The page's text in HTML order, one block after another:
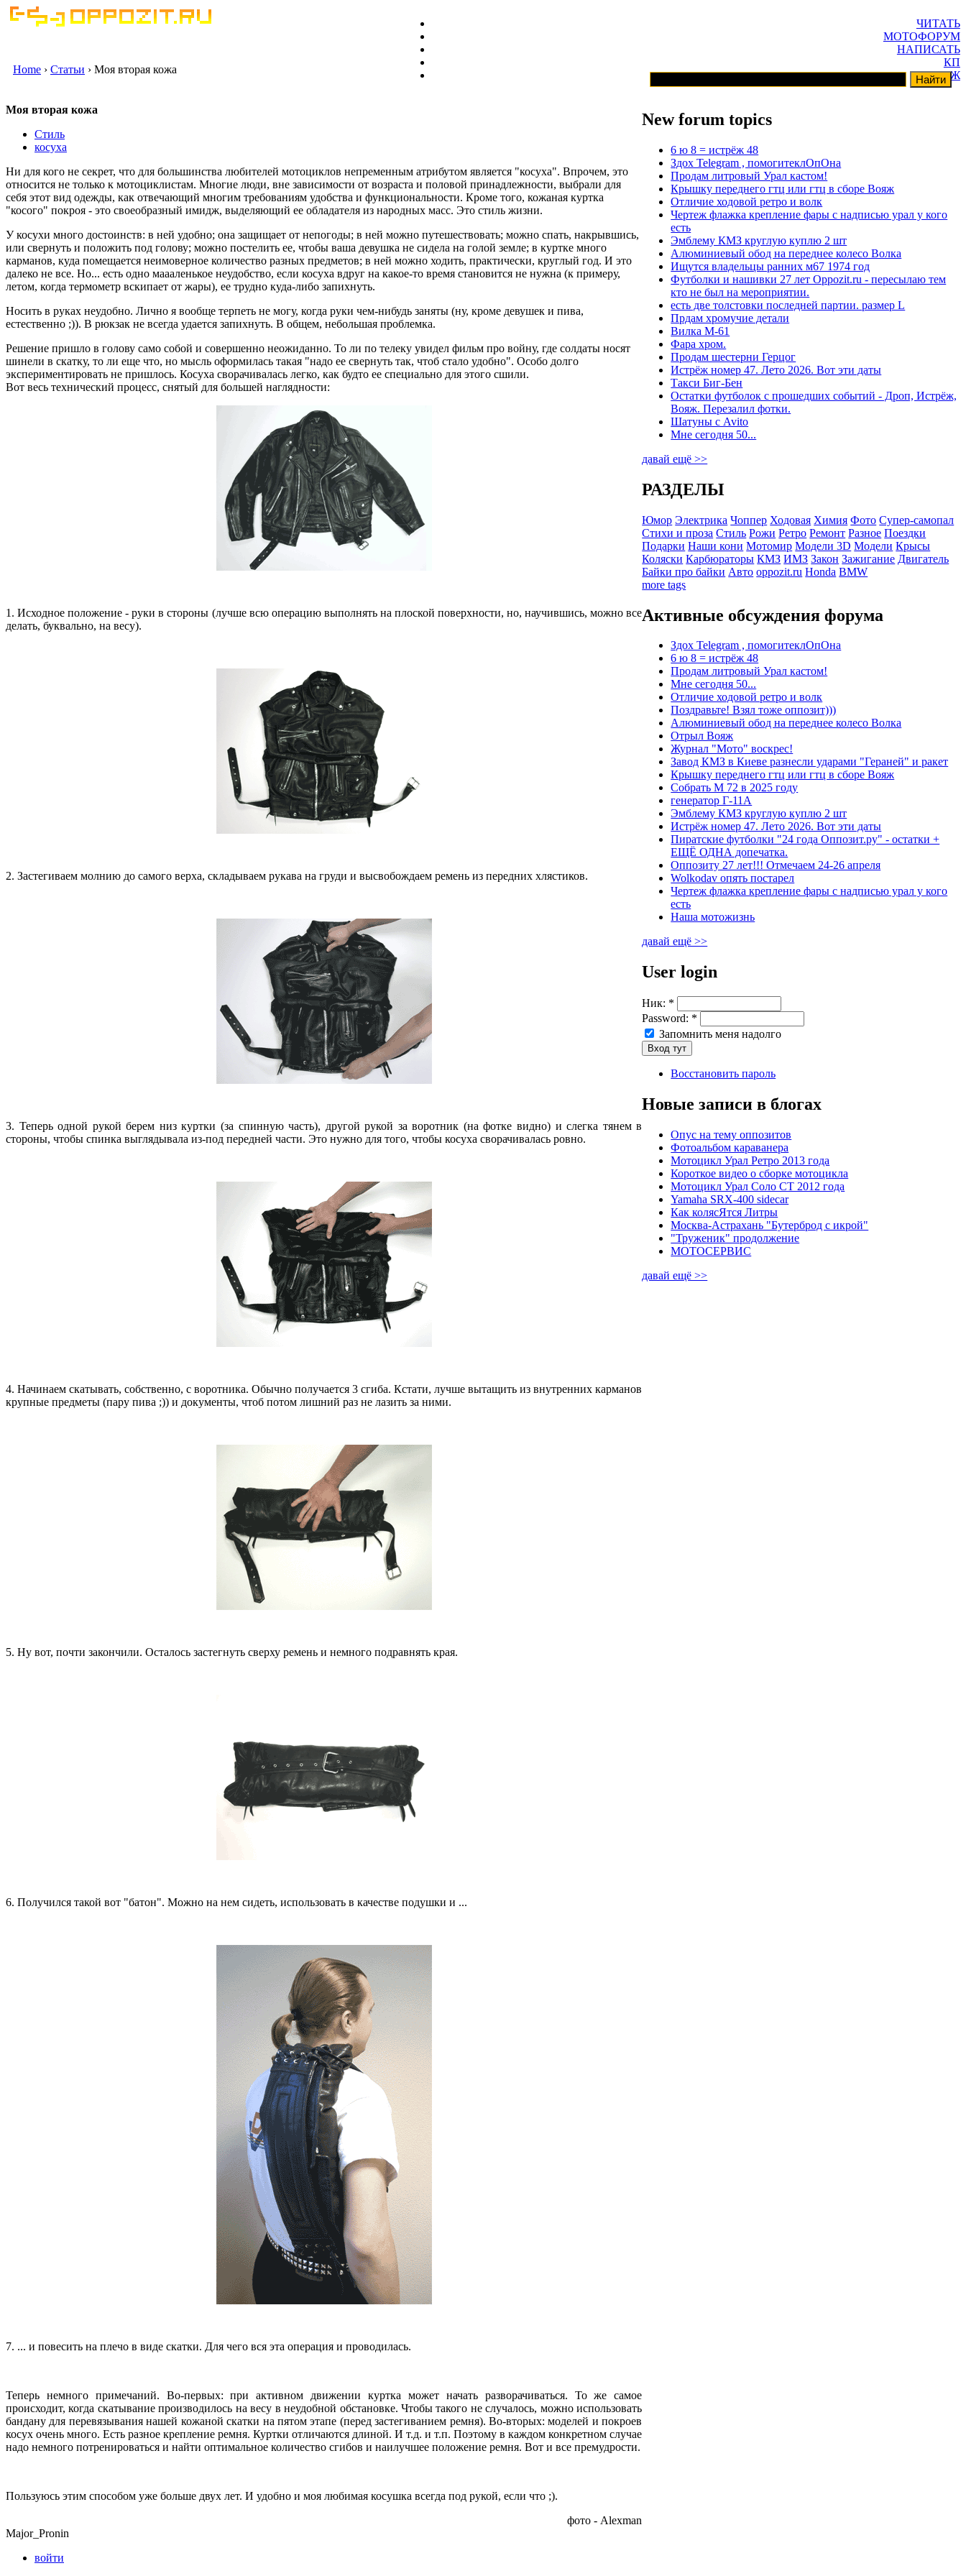
ЧИТАТЬ
МОТОФОРУМ
НАПИСАТЬ
КП
ГАРАЖ
Home › Статьи › Моя вторая кожа
Моя вторая кожа
Стиль
косуха
Ни для кого не секрет, что для большинства любителей мотоциклов непременным атрибутом является "косуха". Впрочем, это
относится не только к мотоциклистам. Многие люди, вне зависимости от возраста и половой принадлежности, выбрали для
себя этот вид одежды, как отвечающий многим требованиям удобства и функциональности. Кроме того, кожаная куртка
"косого" покроя - это своеобразный имидж, выделяющий ее обладателя из народных масс. Это стиль жизни.
У косухи много достоинств: в ней удобно; она защищает от непогоды; в ней можно путешествовать; можно спать, накрывшись,
или свернуть и положить под голову; можно постелить ее, чтобы ваша девушка не сидела на голой земле; в куртке много
карманов, куда помещается неимоверное количество разных предметов; в ней можно ходить, практически, круглый год. И это
далеко не все. Но... есть одно маааленькое неудобство, если косуха вдруг на какое-то время становится не нужна (к примеру,
летом, когда термометр вскипает от жары), ее трудно куда-либо запихнуть.
Носить в руках неудобно. Лично я вообще терпеть не могу, когда руки чем-нибудь заняты (ну, кроме девушек и пива,
естественно ;)). В рюкзак не всегда удается запихнуть. В общем, небольшая проблемка.
Решение пришло в голову само собой и совершенно неожиданно. То ли по телеку увидел фильм про войну, где солдаты носят
шинели в скатку, то ли еще что, но мысль оформилась такая "надо ее свернуть так, чтоб стало удобно". Особо долго
экспериментировать не пришлось. Косуха сворачивалась легко, как будто ее специально для этого сшили.
Вот весь технический процесс, снятый для большей наглядности:
1. Исходное положение - руки в стороны (лучше всю операцию выполнять на плоской поверхности, но, научившись, можно все
делать, буквально, на весу).
2. Застегиваем молнию до самого верха, складываем рукава на груди и высвобождаем ремень из передних хлястиков.
3. Теперь одной рукой берем низ куртки (за спинную часть), другой рукой за воротник (на фотке видно) и слегка тянем в
стороны, чтобы спинка выглядывала из-под передней части. Это нужно для того, чтобы косуха сворачивалась ровно.
4. Начинаем скатывать, собственно, с воротника. Обычно получается 3 сгиба. Кстати, лучше вытащить из внутренних карманов
крупные предметы (пару пива ;)) и документы, чтоб потом лишний раз не лазить за ними.
5. Ну вот, почти закончили. Осталось застегнуть сверху ремень и немного подравнять края.
6. Получился такой вот "батон". Можно на нем сидеть, использовать в качестве подушки и ...
7. ... и повесить на плечо в виде скатки. Для чего вся эта операция и проводилась.
Теперь немного примечаний. Во-первых: при активном движении куртка может начать разворачиваться. То же самое
происходит, когда скатывание производилось на весу в неудобной обстановке. Чтобы такого не случалось, можно использовать
бандану для перевязывания нашей кожаной скатки на пятом этапе (перед застегиванием ремня). Во-вторых: моделей и покроев
косух очень много. Есть разное крепление ремня. Куртки отличаются длиной. И т.д. и т.п. Поэтому в каждом конкретном случае
надо немного потренироваться и найти оптимальное количество сгибов и наилучшее положение ремня. Вот и все премудрости.
Пользуюсь этим способом уже больше двух лет. И удобно и моя любимая косушка всегда под рукой, если что ;).
фото - Alexman
Major_Pronin
войти
New forum topics
6 ю 8 = истрёж 48
Здох Telegram , помогитеклОпОна
Продам литровый Урал кастом!
Крышку переднего гтц или гтц в сборе Вояж
Отличие ходовой ретро и волк
Чертеж флажка крепление фары с надписью урал у кого
есть
Эмблему КМЗ круглую куплю 2 шт
Алюминиевый обод на переднее колесо Волка
Ищутся владельцы ранних м67 1974 год
Футболки и нашивки 27 лет Oppozit.ru - пересылаю тем
кто не был на мероприятии.
есть две толстовки последней партии. размер L
Прдам хромучие детали
Вилка М-61
Фара хром.
Продам шестерни Герцог
Истрёж номер 47. Лето 2026. Вот эти даты
Такси Биг-Бен
Остатки футболок с прошедших событий - Дроп, Истрёж,
Вояж. Перезалил фотки.
Шатуны с Avito
Мне сегодня 50...
давай ещё >>
РАЗДЕЛЫ
Юмор Электрика Чоппер Ходовая Химия Фото Супер-самопал
Стихи и проза Стиль Рожи Ретро Ремонт Разное Поездки
Подарки Наши кони Мотомир Модели 3D Модели Крысы
Коляски Карбюраторы КМЗ ИМЗ Закон Зажигание Двигатель
Байки про байки Авто oppozit.ru Honda BMW
more tags
Активные обсуждения форума
Здох Telegram , помогитеклОпОна
6 ю 8 = истрёж 48
Продам литровый Урал кастом!
Мне сегодня 50...
Отличие ходовой ретро и волк
Поздравьте! Взял тоже оппозит)))
Алюминиевый обод на переднее колесо Волка
Отрыл Вояж
Журнал "Мото" воскрес!
Завод КМЗ в Киеве разнесли ударами "Гераней" и ракет
Крышку переднего гтц или гтц в сборе Вояж
Собрать М 72 в 2025 году
генератор Г-11А
Эмблему КМЗ круглую куплю 2 шт
Истрёж номер 47. Лето 2026. Вот эти даты
Пиратские футболки "24 года Оппозит.ру" - остатки +
ЕЩЁ ОДНА допечатка.
Оппозиту 27 лет!!! Отмечаем 24-26 апреля
Wolkodav опять постарел
Чертеж флажка крепление фары с надписью урал у кого
есть
Наша мотожизнь
давай ещё >>
User login
Ник: *
Password: *
Запомнить меня надолго
Восстановить пароль
Новые записи в блогах
Опус на тему оппозитов
Фотоальбом караванера
Мотоцикл Урал Ретро 2013 года
Короткое видео о сборке мотоцикла
Мотоцикл Урал Соло СТ 2012 года
Yamaha SRX-400 sidecar
Как колясЯтся Литры
Москва-Астрахань "Бутерброд с икрой"
"Труженик" продолжение
МОТОСЕРВИС
давай ещё >>